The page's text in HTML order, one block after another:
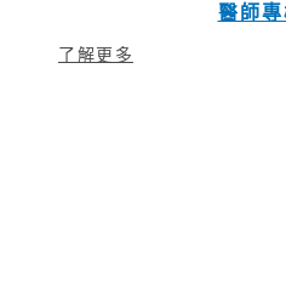
醫師
了解更多